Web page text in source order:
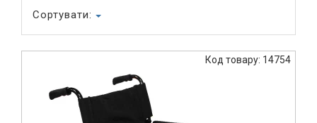
Сортувати:
Код товару: 14754